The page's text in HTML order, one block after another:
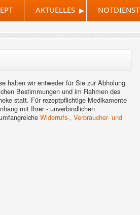
AKTUELLES ▸ NOTDIENST
halten wir entweder für Sie zur Abholung
Bestimmungen und im Rahmen des
statt. Für rezeptpflichtige Medikamente
mit Ihrer - unverbindlichen
Widerrufs-, Verbraucher- und